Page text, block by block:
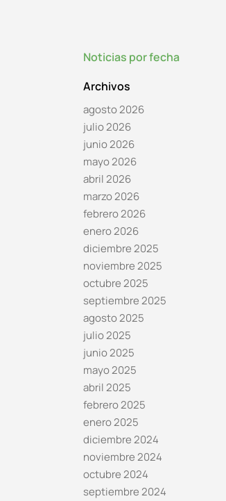
Noticias por fecha
Archivos
agosto 2026
julio 2026
junio 2026
mayo 2026
abril 2026
marzo 2026
febrero 2026
enero 2026
diciembre 2025
noviembre 2025
octubre 2025
septiembre 2025
agosto 2025
julio 2025
junio 2025
mayo 2025
abril 2025
febrero 2025
enero 2025
diciembre 2024
noviembre 2024
octubre 2024
septiembre 2024